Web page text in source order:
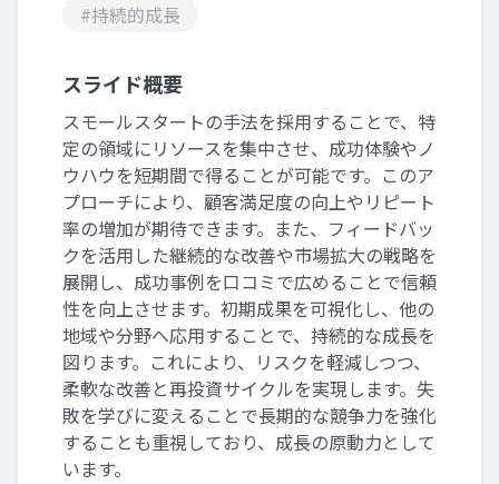
#持続的成長
スライド概要
スモールスタートの手法を採用することで、特
定の領域にリソースを集中させ、成功体験やノ
ウハウを短期間で得ることが可能です。このア
プローチにより、顧客満足度の向上やリピート
率の増加が期待できます。また、フィードバッ
クを活用した継続的な改善や市場拡大の戦略を
展開し、成功事例を口コミで広めることで信頼
性を向上させます。初期成果を可視化し、他の
地域や分野へ応用することで、持続的な成長を
図ります。これにより、リスクを軽減しつつ、
柔軟な改善と再投資サイクルを実現します。失
敗を学びに変えることで長期的な競争力を強化
することも重視しており、成長の原動力として
います。